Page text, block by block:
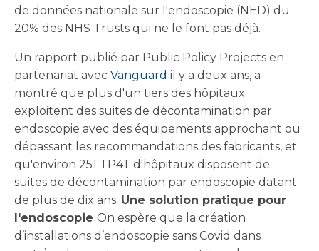
de données nationale sur l'endoscopie (NED) du
20% des NHS Trusts qui ne le font pas déjà.
Un rapport publié par Public Policy Projects en
partenariat avec Vanguard il y a deux ans, a
montré que plus d'un tiers des hôpitaux
exploitent des suites de décontamination par
endoscopie avec des équipements approchant ou
dépassant les recommandations des fabricants, et
qu'environ 251 TP4T d'hôpitaux disposent de
suites de décontamination par endoscopie datant
de plus de dix ans. Une solution pratique pour
l'endoscopie On espère que la création
d’installations d’endoscopie sans Covid dans